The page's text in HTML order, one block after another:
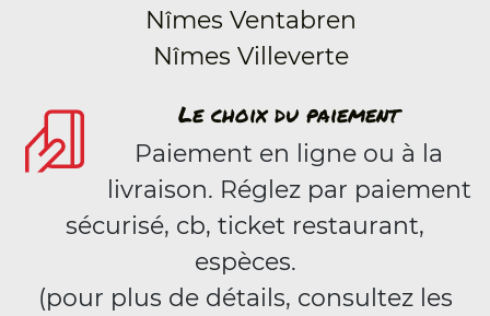
Nîmes Ventabren
Nîmes Villeverte
Le choix du paiement
Paiement en ligne ou à la
livraison. Réglez par paiement
sécurisé, cb, ticket restaurant,
espèces.
(pour plus de détails, consultez les